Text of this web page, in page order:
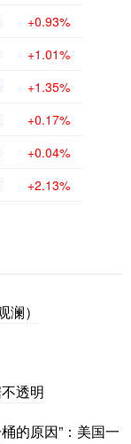
+0.93%
+1.01%
+1.35%
+0.17%
+0.04%
+2.13%
）
透明
的原因”：美国一